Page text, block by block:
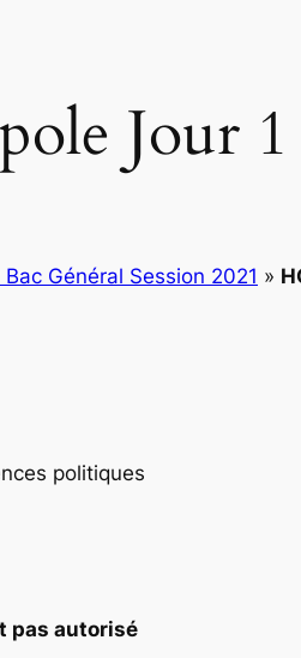
Jour
Bac Général Session 2021 »
politiques
pas autorisé